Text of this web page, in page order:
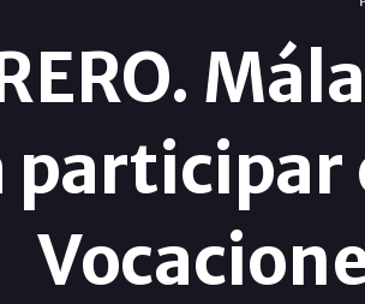
participar